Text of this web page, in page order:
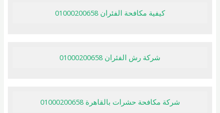
كيفية مكافحة الفئران 01000200658
شركة رش الفئران 01000200658
شركة مكافحة حشرات بالقاهرة 01000200658